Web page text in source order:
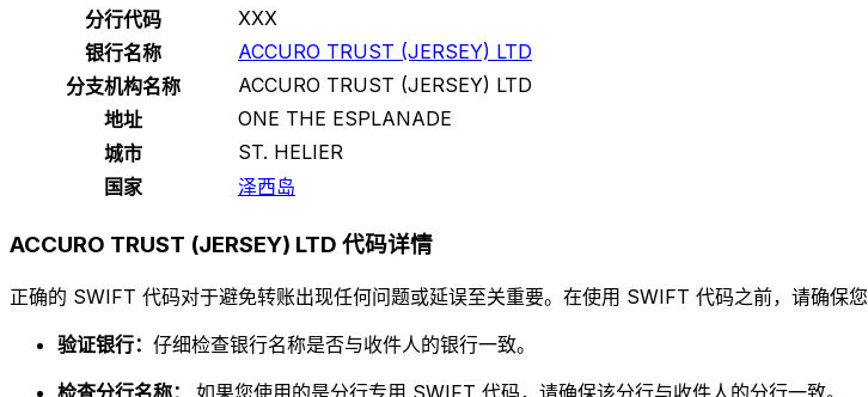
分行代码
XXX
银行名称
ACCURO TRUST (JERSEY) LTD
分支机构名称
ACCURO TRUST (JERSEY) LTD
地址
ONE THE ESPLANADE
城市
ST. HELIER
国家
泽西岛
ACCURO TRUST (JERSEY) LTD 代码详情
正确的 SWIFT 代码对于避免转账出现任何问题或延误至关重要。在使用 SWIFT 代码之前，请确保您
验证银行： 仔细检查银行名称是否与收件人的银行一致。
检查分行名称： 如果您使用的是分行专用 SWIFT 代码，请确保该分行与收件人的分行一致。